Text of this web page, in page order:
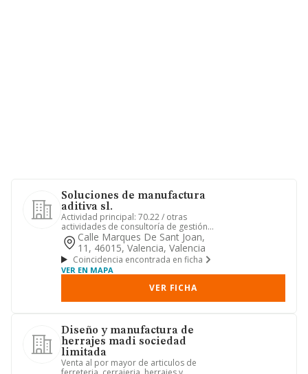
Soluciones de manufactura
aditiva sl.
Actividad principal: 70.22 / otras
actividades de consultoría de gestión
empresarial. otras activid...
Calle Marques De Sant Joan,
11, 46015, Valencia, Valencia
Coincidencia encontrada en ficha
VER EN MAPA
VER FICHA
Diseño y manufactura de
herrajes madi sociedad
limitada
Venta al por mayor de articulos de